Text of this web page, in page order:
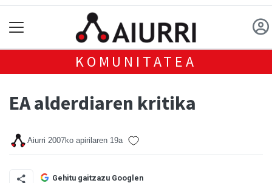
KOMUNITATEA
EA alderdiaren kritika
Aiurri 2007ko apirilaren 19a
Gehitu gaitzazu Googlen